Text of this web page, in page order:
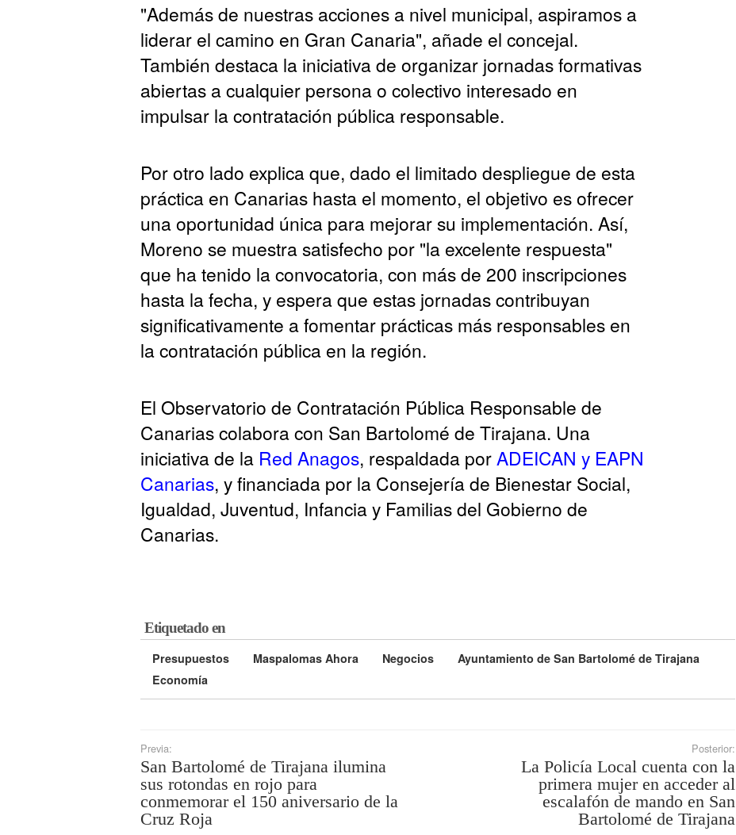
"Además de nuestras acciones a nivel municipal, aspiramos a
liderar el camino en Gran Canaria", añade el concejal.
También destaca la iniciativa de organizar jornadas formativas
abiertas a cualquier persona o colectivo interesado en
impulsar la contratación pública responsable.
Por otro lado explica que, dado el limitado despliegue de esta
práctica en Canarias hasta el momento, el objetivo es ofrecer
una oportunidad única para mejorar su implementación. Así,
Moreno se muestra satisfecho por "la excelente respuesta"
que ha tenido la convocatoria, con más de 200 inscripciones
hasta la fecha, y espera que estas jornadas contribuyan
significativamente a fomentar prácticas más responsables en
la contratación pública en la región.
El Observatorio de Contratación Pública Responsable de
Canarias colabora con San Bartolomé de Tirajana. Una
iniciativa de la Red Anagos, respaldada porADEICAN y EAPN
Canarias, y financiada por la Consejería de Bienestar Social,
Igualdad, Juventud, Infancia y Familias del Gobierno de
Canarias.
Etiquetado en
Presupuestos Maspalomas Ahora Negocios
Ayuntamiento de San Bartolomé de Tirajana
Economía
Previa:
San Bartolomé de Tirajana ilumina
sus rotondas en rojo para
conmemorar el 150 aniversario de la
Cruz Roja
Posterior:
La Policía Local cuenta con la
primera mujer en acceder al
escalafón de mando en San
Bartolomé de Tirajana